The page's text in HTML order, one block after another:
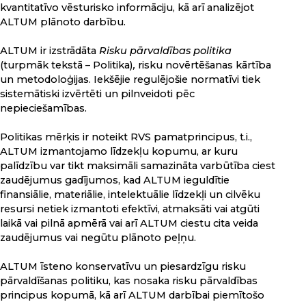
kvantitatīvo vēsturisko informāciju, kā arī analizējot
ALTUM plānoto darbību.
ALTUM ir izstrādāta Risku pārvaldības politika
(turpmāk tekstā – Politika), risku novērtēšanas kārtība
un metodoloģijas. Iekšējie regulējošie normatīvi tiek
sistemātiski izvērtēti un pilnveidoti pēc
nepieciešamības.
Politikas mērķis ir noteikt RVS pamatprincipus, t.i.,
ALTUM izmantojamo līdzekļu kopumu, ar kuru
palīdzību var tikt maksimāli samazināta varbūtība ciest
zaudējumus gadījumos, kad ALTUM ieguldītie
finansiālie, materiālie, intelektuālie līdzekļi un cilvēku
resursi netiek izmantoti efektīvi, atmaksāti vai atgūti
laikā vai pilnā apmērā vai arī ALTUM ciestu cita veida
zaudējumus vai negūtu plānoto peļņu.
ALTUM īsteno konservatīvu un piesardzīgu risku
pārvaldīšanas politiku, kas nosaka risku pārvaldības
principus kopumā, kā arī ALTUM darbībai piemītošo